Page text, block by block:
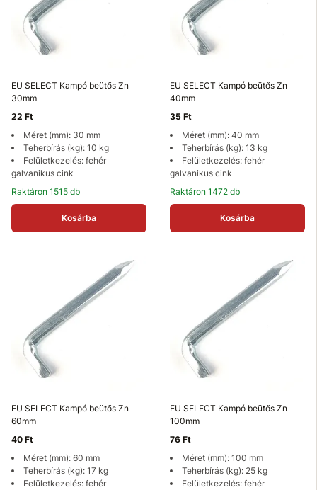
EU SELECT Kampó beütős Zn
30mm
22 Ft
Méret (mm): 30 mm
Teherbírás (kg): 10 kg
Felületkezelés: fehér
galvanikus cink
Raktáron 1515 db
Kosárba
EU SELECT Kampó beütős Zn
40mm
35 Ft
Méret (mm): 40 mm
Teherbírás (kg): 13 kg
Felületkezelés: fehér
galvanikus cink
Raktáron 1472 db
Kosárba
EU SELECT Kampó beütős Zn
60mm
40 Ft
Méret (mm): 60 mm
Teherbírás (kg): 17 kg
Felületkezelés: fehér
EU SELECT Kampó beütős Zn
100mm
76 Ft
Méret (mm): 100 mm
Teherbírás (kg): 25 kg
Felületkezelés: fehér